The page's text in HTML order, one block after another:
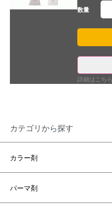
数量
詳細はこちら
カテゴリから探す
カラー剤
パーマ剤